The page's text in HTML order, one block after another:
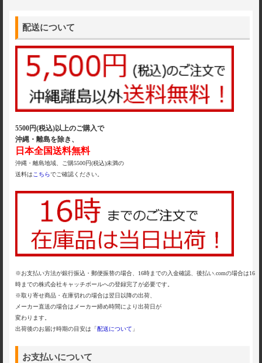
配送について
5500円(税込)以上のご購入で
沖縄・離島を除き、
日本全国送料無料
沖縄・離島地域、ご購5500円(税込)未満の
送料は こちらでご確認ください。
※お支払い方法が銀行振込・郵便振替の場合、16時までの入金確認、後払い.comの場合は16
時までの株式会社キャッチボールへの登録完了が必要です。
※取り寄せ商品・在庫切れの場合は翌日以降の出荷、
メーカー直送の場合はメーカー締め時間により出荷日が
変わります。
出荷後のお届け時期の目安は「配送について 」
お支払いについて